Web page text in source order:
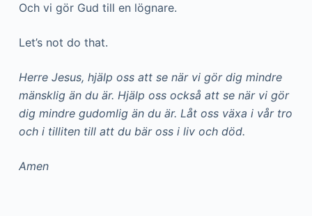
Och vi gör Gud till en lögnare.
Let’s not do that.
Herre Jesus, hjälp oss att se när vi gör dig mindre
mänsklig än du är. Hjälp oss också att se när vi gör
dig mindre gudomlig än du är. Låt oss växa i vår tro
och i tilliten till att du bär oss i liv och död.
Amen